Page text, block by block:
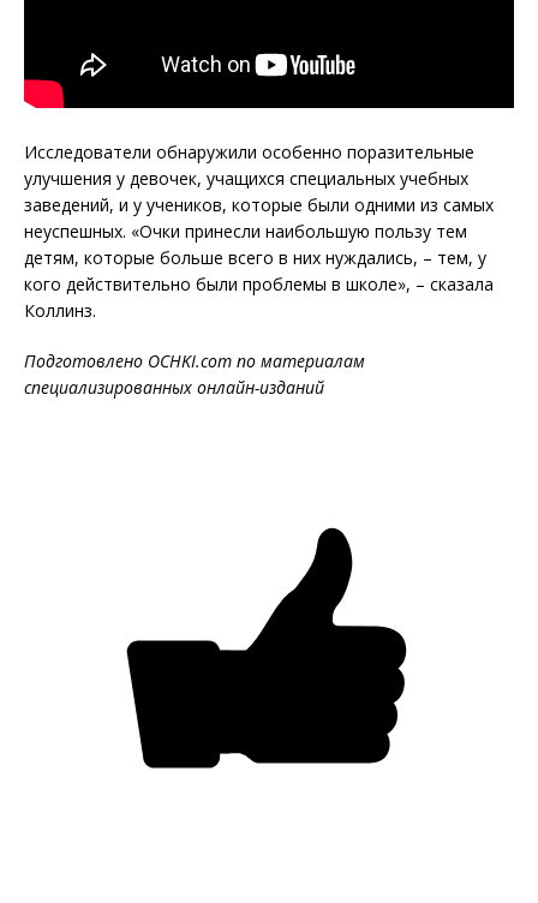
Исследователи обнаружили особенно поразительные
улучшения у девочек, учащихся специальных учебных
заведений, и у учеников, которые были одними из самых
неуспешных. «Очки принесли наибольшую пользу тем
детям, которые больше всего в них нуждались, – тем, у
кого действительно были проблемы в школе», – сказала
Коллинз.
Подготовлено OCHKI.com по материалам
специализированных онлайн-изданий